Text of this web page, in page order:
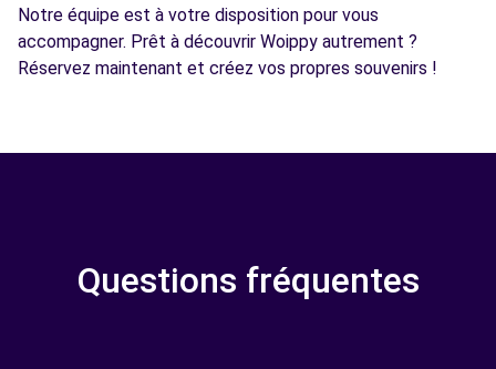
Notre équipe est à votre disposition pour vous
accompagner. Prêt à découvrir Woippy autrement ?
Réservez maintenant et créez vos propres souvenirs !
Questions fréquentes